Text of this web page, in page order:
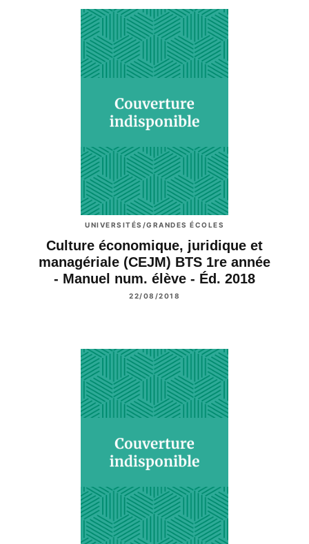
UNIVERSITÉS/GRANDES ÉCOLES
Culture économique, juridique et
managériale (CEJM) BTS 1re année
- Manuel num. élève - Éd. 2018
22/08/2018